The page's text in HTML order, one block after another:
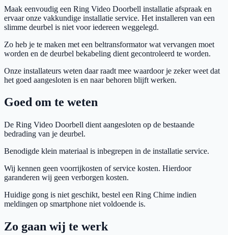
Maak eenvoudig een Ring Video Doorbell installatie afspraak en
ervaar onze vakkundige installatie service. Het installeren van een
slimme deurbel is niet voor iedereen weggelegd.
Zo heb je te maken met een beltransformator wat vervangen moet
worden en de deurbel bekabeling dient gecontroleerd te worden.
Onze installateurs weten daar raadt mee waardoor je zeker weet dat
het goed aangesloten is en naar behoren blijft werken.
Goed om te weten
De Ring Video Doorbell dient aangesloten op de bestaande
bedrading van je deurbel.
Benodigde klein materiaal is inbegrepen in de installatie service.
Wij kennen geen voorrijkosten of service kosten. Hierdoor
garanderen wij geen verborgen kosten.
Huidige gong is niet geschikt, bestel een Ring Chime indien
meldingen op smartphone niet voldoende is.
Zo gaan wij te werk